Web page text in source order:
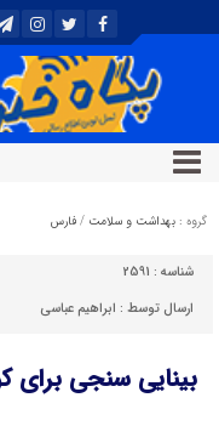
گروه : بهداشت و سلامت / فارس
شناسه : 2591
ارسال توسط : ابراهیم عباسی